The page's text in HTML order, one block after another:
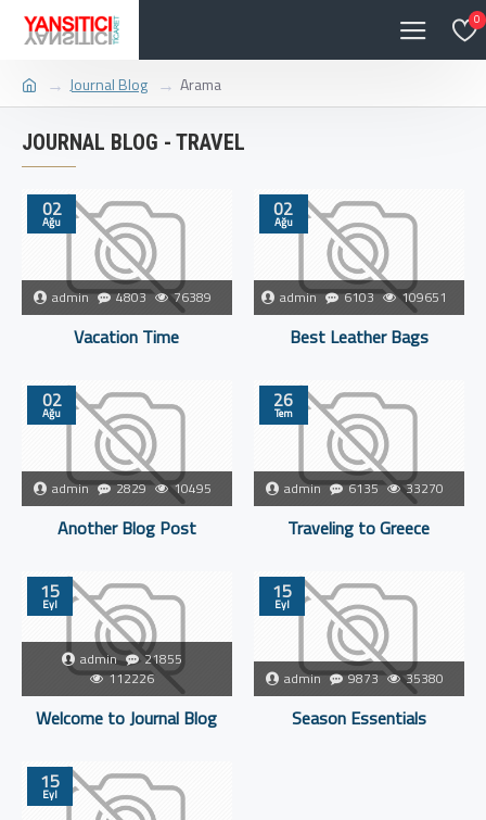
0
Journal Blog Arama
JOURNAL BLOG - TRAVEL
02
Ağu
admin 4803 76389
Vacation Time
02
Ağu
admin 6103 109651
Best Leather Bags
02
Ağu
admin 2829 10495
Another Blog Post
26
Tem
admin 6135 33270
Traveling to Greece
15
Eyl
admin
21855
112226
Welcome to Journal Blog
15
Eyl
admin 9873 35380
Season Essentials
15
Eyl